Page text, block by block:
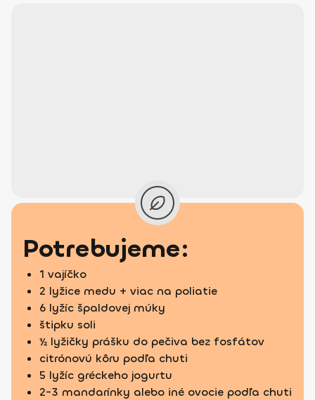
Potrebujeme:
1 vajíčko
2 lyžice medu + viac na poliatie
6 lyžíc špaldovej múky
štipku soli
½ lyžičky prášku do pečiva bez fosfátov
citrónovú kôru podľa chuti
5 lyžíc gréckeho jogurtu
2-3 mandarínky alebo iné ovocie podľa chuti